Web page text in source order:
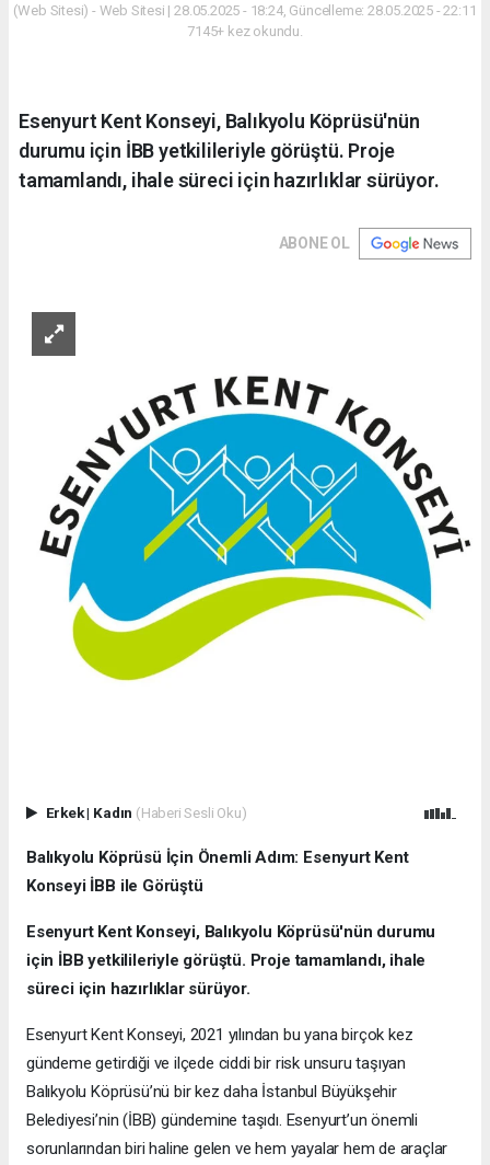
(Web Sitesi) - Web Sitesi | 28.05.2025 - 18:24, Güncelleme: 28.05.2025 - 22:11
7145+ kez okundu.
Esenyurt Kent Konseyi, Balıkyolu Köprüsü'nün
durumu için İBB yetkilileriyle görüştü. Proje
tamamlandı, ihale süreci için hazırlıklar sürüyor.
ABONE OL
Erkek| Kadın (Haberi Sesli Oku)
Balıkyolu Köprüsü İçin Önemli Adım: Esenyurt Kent
Konseyi İBB ile Görüştü
Esenyurt Kent Konseyi, Balıkyolu Köprüsü'nün durumu
için İBB yetkilileriyle görüştü. Proje tamamlandı, ihale
süreci için hazırlıklar sürüyor.
Esenyurt Kent Konseyi, 2021 yılından bu yana birçok kez
gündeme getirdiği ve ilçede ciddi bir risk unsuru taşıyan
Balıkyolu Köprüsü’nü bir kez daha İstanbul Büyükşehir
Belediyesi’nin (İBB) gündemine taşıdı. Esenyurt’un önemli
sorunlarından biri haline gelen ve hem yayalar hem de araçlar